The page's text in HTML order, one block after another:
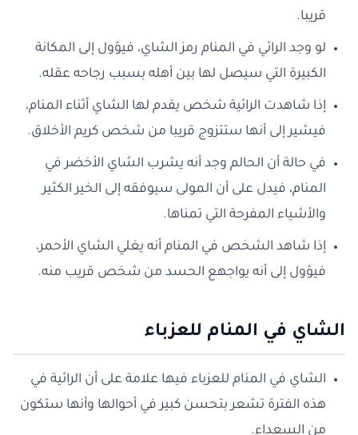
قريبا.
لو وجد الرائي في المنام رمز الشاي، فيؤول إلى المكانة
الكبيرة التي سيصل لها بين أهله بسبب رجاحه عقله.
إذا شاهدت الرائية شخص يقدم لها الشاي أثناء المنام،
فيشير إلى أنها ستتزوج قريبا من شخص كريم الأخلاق.
في حالة أن الحالم وجد أنه يشرب الشاي الأخضر في
المنام، فيدل على أن المولى سيوفقه إلى الخير الكثير
والأشياء المفرحة التي تمناها.
إذا شاهد الشخص في المنام أنه يغلي الشاي الأحمر،
فيؤول إلى أنه يواجهع الحسد من شخص قريب منه.
الشاي في المنام للعزباء
الشاي في المنام للعزباء فيها علامة على أن الرائية في
هذه الفترة تشعر بتحسن كبير في أحوالها وأنها ستكون
من السعداء.